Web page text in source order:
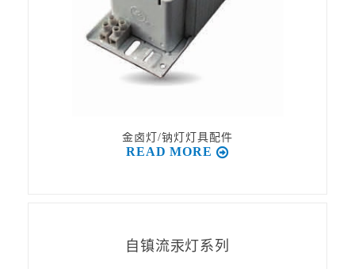
金卤灯/钠灯灯具配件
READ MORE
自镇流汞灯系列